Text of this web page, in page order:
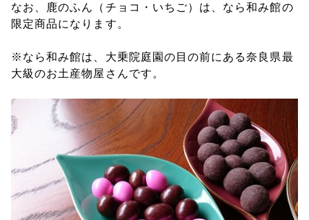
なお、鹿のふん（チョコ・いちご）は、なら和み館の
限定商品になります。
※なら和み館は、大乗院庭園の目の前にある奈良県最
大級のお土産物屋さんです。